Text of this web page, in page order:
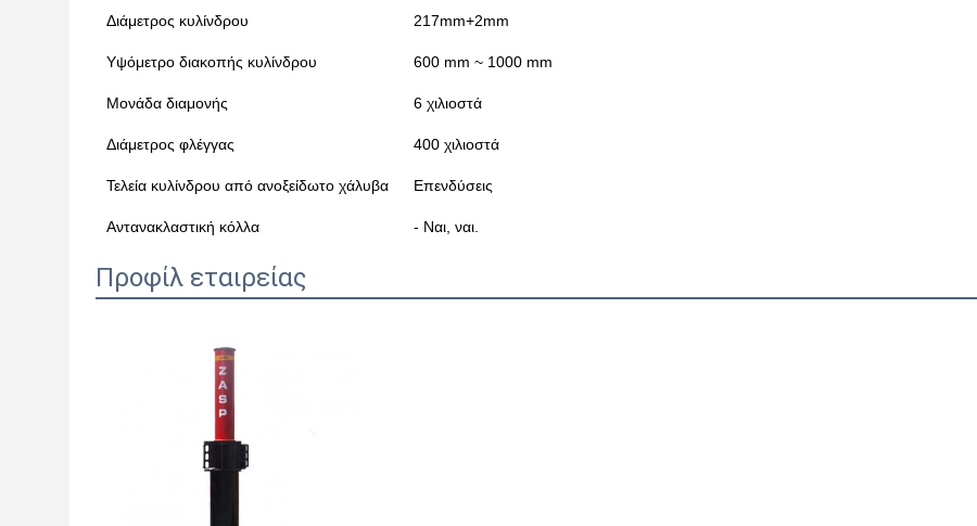
Διάμετρος κυλίνδρου 217mm+2mm
Υψόμετρο διακοπής κυλίνδρου 600 mm ~ 1000 mm
Μονάδα διαμονής 6 χιλιοστά
Διάμετρος φλέγγας 400 χιλιοστά
Τελεία κυλίνδρου από ανοξείδωτο χάλυβα Επενδύσεις
Αντανακλαστική κόλλα - Ναι, ναι.
Προφίλ εταιρείας